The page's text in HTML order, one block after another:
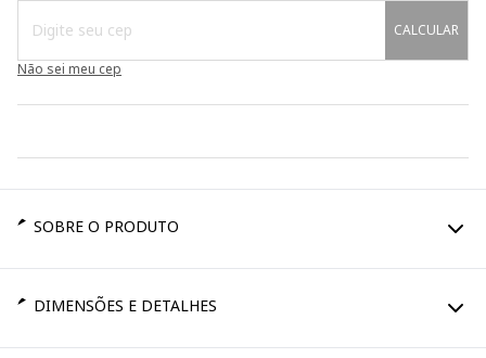
CALCULAR
Não sei meu cep
SOBRE O PRODUTO
DIMENSÕES E DETALHES